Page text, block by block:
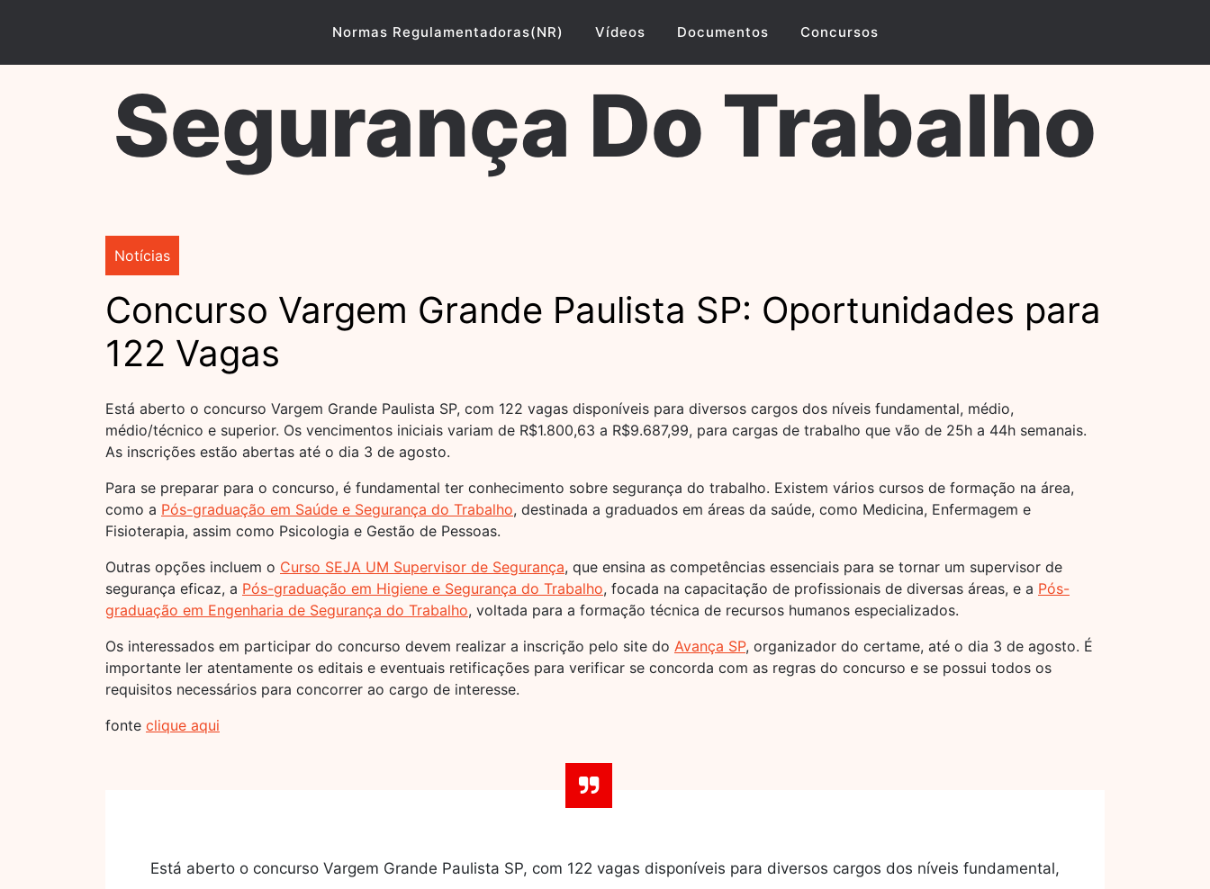
Normas Regulamentadoras(NR) Vídeos Documentos Concursos
Segurança Do Trabalho
Notícias
Concurso Vargem Grande Paulista SP: Oportunidades para
122 Vagas
Está aberto o concurso Vargem Grande Paulista SP, com 122 vagas disponíveis para diversos cargos dos níveis fundamental, médio,
médio/técnico e superior. Os vencimentos iniciais variam de R$1.800,63 a R$9.687,99, para cargas de trabalho que vão de 25h a 44h semanais.
As inscrições estão abertas até o dia 3 de agosto.
Para se preparar para o concurso, é fundamental ter conhecimento sobre segurança do trabalho. Existem vários cursos de formação na área,
como a Pós-graduação em Saúde e Segurança do Trabalho, destinada a graduados em áreas da saúde, como Medicina, Enfermagem e
Fisioterapia, assim como Psicologia e Gestão de Pessoas.
Outras opções incluem o Curso SEJA UM Supervisor de Segurança, que ensina as competências essenciais para se tornar um supervisor de
segurança eficaz, a Pós-graduação em Higiene e Segurança do Trabalho, focada na capacitação de profissionais de diversas áreas, e a Pós-
graduação em Engenharia de Segurança do Trabalho, voltada para a formação técnica de recursos humanos especializados.
Os interessados em participar do concurso devem realizar a inscrição pelo site do Avança SP, organizador do certame, até o dia 3 de agosto. É
importante ler atentamente os editais e eventuais retificações para verificar se concorda com as regras do concurso e se possui todos os
requisitos necessários para concorrer ao cargo de interesse.
fonte clique aqui
Está aberto o concurso Vargem Grande Paulista SP, com 122 vagas disponíveis para diversos cargos dos níveis fundamental,